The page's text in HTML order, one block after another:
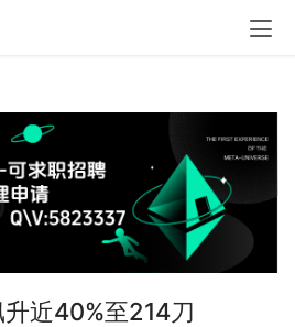
近40%至214刀